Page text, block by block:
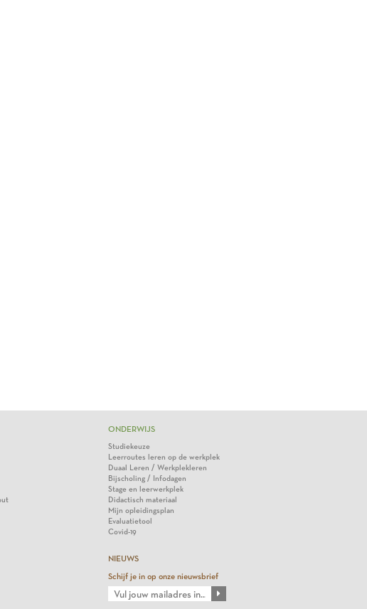
ONDERWIJS
Studiekeuze
Leerroutes leren op de werkplek
Duaal Leren / Werkplekleren
Bijscholing / Infodagen
Stage en leerwerkplek
Didactisch materiaal
Mijn opleidingsplan
Evaluatietool
Covid-19
NIEUWS
Schijf je in op onze nieuwsbrief